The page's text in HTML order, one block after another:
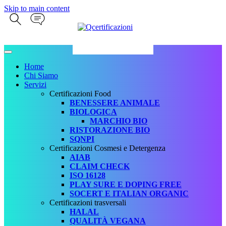
Skip to main content
Home
Chi Siamo
Servizi
Certificazioni Food
BENESSERE ANIMALE
BIOLOGICA
MARCHIO BIO
RISTORAZIONE BIO
SQNPI
Certificazioni Cosmesi e Detergenza
AIAB
CLAIM CHECK
ISO 16128
PLAY SURE E DOPING FREE
SOCERT E ITALIAN ORGANIC
Certificazioni trasversali
HALAL
QUALITÀ VEGANA